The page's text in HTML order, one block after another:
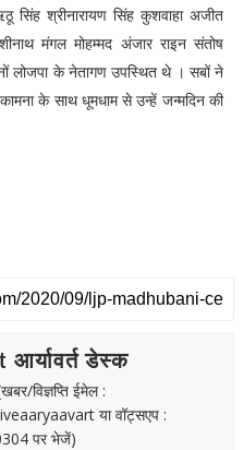
सिंह श्रीनारायण सिंह कुशवाहा अजीत
मंगल मोहम्मद अंजार राइन संतोष
लोजपा के नेतागण उपस्थित थे । सबों ने
के साथ धूमधाम से उन्हें जन्मदिन की
डेस्क
विज्ञप्ति ईमेल :
या वॉट्सएप :
पर भेजें)